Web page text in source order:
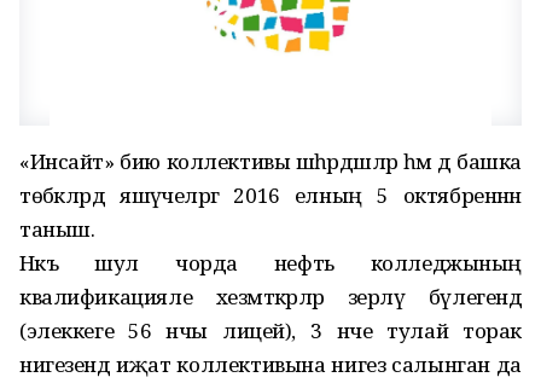
«Инсайт» бию коллективы шәһәрдәшләр һәм дә башка
төбәкләрдә яшәүчеләргә 2016 елның 5 октябреннән
таныш.
Нәкъ шул чорда нефть колледжының
квалификацияле хезмәткәрләр әзерләү бүлегендә
(элеккеге 56 нчы лицей), 3 нче тулай торак
нигезендә иҗат коллективына нигез салынган да